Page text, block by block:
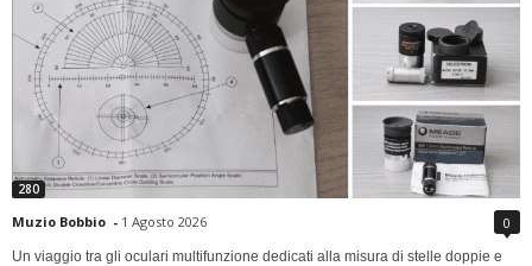
280
Muzio Bobbio - 1 Agosto 2026 0
Un viaggio tra gli oculari multifunzione dedicati alla misura di stelle doppie e